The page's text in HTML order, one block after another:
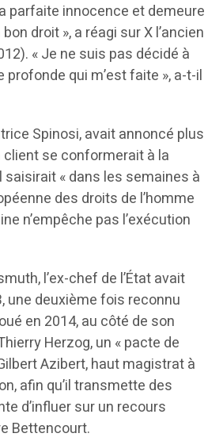
parfaite innocence et demeure
droit », a réagi sur X l’ancien
« Je ne suis pas décidé à
profonde qui m’est faite », a-t-il
Spinosi, avait annoncé plus
client se conformerait à la
saisirait « dans les semaines à
des droits de l’homme
n’empêche pas l’exécution
l’ex-chef de l’État avait
une deuxième fois reconnu
en 2014, au côté de son
Herzog, un « pacte de
Azibert, haut magistrat à
afin qu’il transmette des
d’influer sur un recours
Bettencourt.